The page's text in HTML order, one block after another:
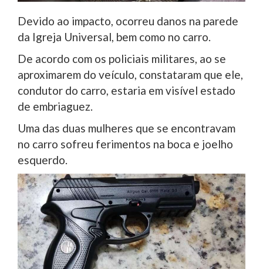
Devido ao impacto, ocorreu danos na parede
da Igreja Universal, bem como no carro.
De acordo com os policiais militares, ao se
aproximarem do veículo, constataram que ele,
condutor do carro, estaria em visível estado
de embriaguez.
Uma das duas mulheres que se encontravam
no carro sofreu ferimentos na boca e joelho
esquerdo.